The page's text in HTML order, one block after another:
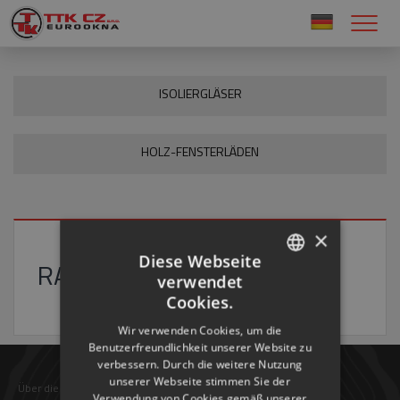
ISOLIERGLÄSER
HOLZ-FENSTERLÄDEN
RAMENFENSTERLÄDEN
Über die Firma Verkäufer FAQ Kontaktinformation
RUSSIAN
GERMAN
×
Diese Webseite
verwendet
Cookies.
Wir verwenden Cookies, um die
Benutzerfreundlichkeit unserer Website zu
verbessern. Durch die weitere Nutzung
unserer Webseite stimmen Sie der